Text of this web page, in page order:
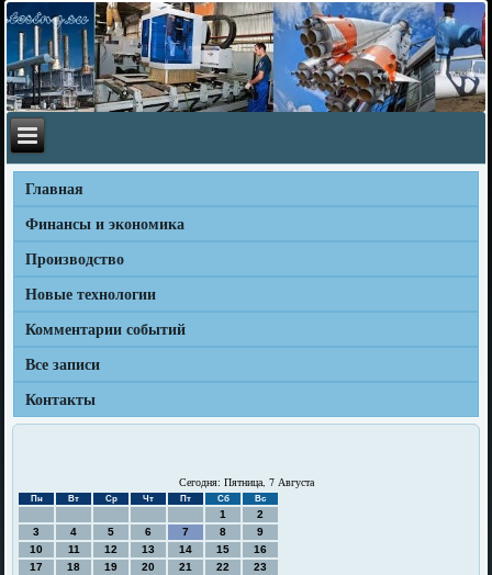
Главная
Финансы и экономика
Производство
Новые технологии
Комментарии событий
Все записи
Контакты
Сегодня: Пятница, 7 Августа
Пн Вт Ср Чт Пт Сб Вс
1
2
3
4 5 6 7 8
9
10
11 12 13 14 15
16
17
18 19 20 21 22
23